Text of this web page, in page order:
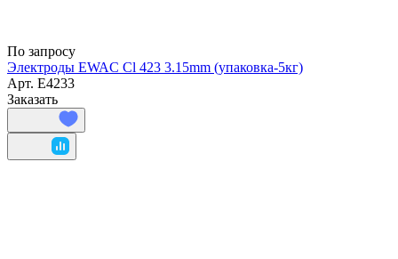
По запросу
Электроды EWAC Cl 423 3.15mm (упаковка-5кг)
Арт. E4233
Заказать